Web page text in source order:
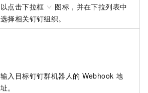
以点击下拉框
图标，并在下拉列表中
选择相关钉钉组织。
输入目标钉钉群机器人的 Webhook 地
址。